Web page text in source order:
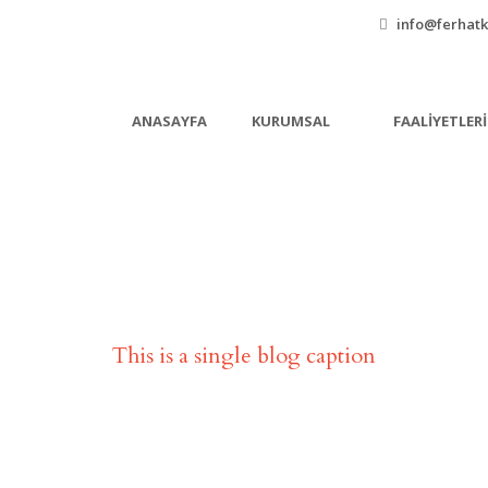
ANASAYFA KURUMSAL
This is a single blog caption